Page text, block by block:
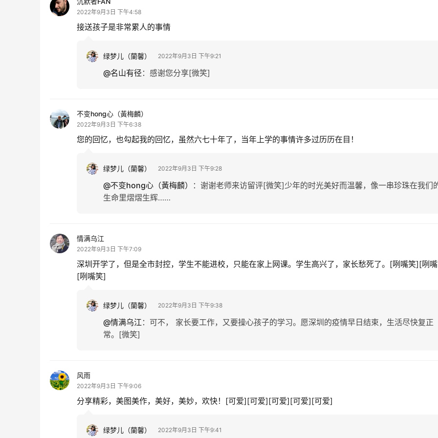
2022年9月3日 下午4:58
接送孩子是非常累人的事情
绿梦儿（蘭馨） 2022年9月3日 下午9:21
@名山有径： 感谢您分享[微笑]
不变hong心（黃梅麟）
2022年9月3日 下午6:38
您的回忆，也勾起我的回忆，虽然六七十年了，当年上学的事情许多过历历在目！
绿梦儿（蘭馨） 2022年9月3日 下午9:28
@不变hong心（黃梅麟） ： 谢谢老师来访留评[微笑]少年的时光美好而温馨，像一串珍珠在我们
生命里熠熠生辉……
情满乌江
2022年9月3日 下午7:09
深圳开学了，但是全市封控，学生不能进校，只能在家上网课。学生高兴了，家长愁死了。[咧嘴笑][咧
[咧嘴笑]
绿梦儿（蘭馨） 2022年9月3日 下午9:38
@情满乌江 ： 可不， 家长要工作，又要操心孩子的学习。愿深圳的疫情早日结束，生活尽快复正
常。[微笑]
风雨
2022年9月3日 下午9:06
分享精彩，美图美作，美好，美妙，欢快！[可爱][可爱][可爱][可爱][可爱]
绿梦儿（蘭馨） 2022年9月3日 下午9:41